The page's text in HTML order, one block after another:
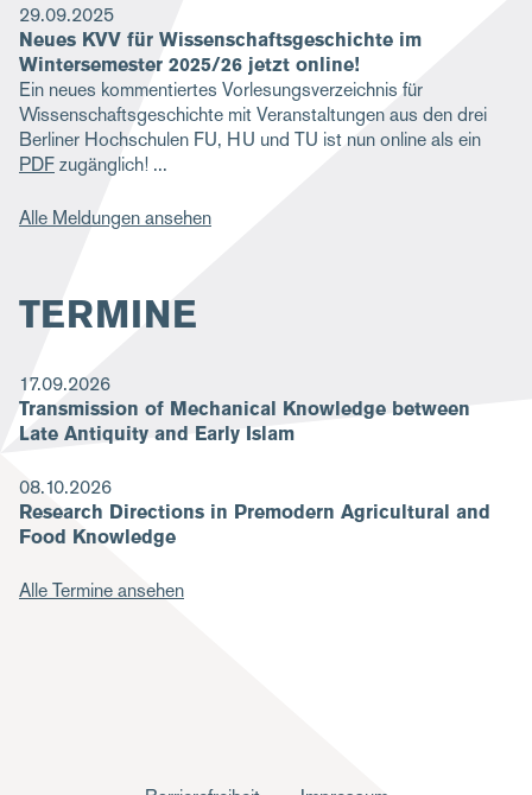
29.09.2025
Neues KVV für Wissenschaftsgeschichte im
Wintersemester 2025/26 jetzt online!
Ein neues kommentiertes Vorlesungsverzeichnis für
Wissenschaftsgeschichte mit Veranstaltungen aus den drei
Berliner Hochschulen FU, HU und TU ist nun online als ein
PDFzugänglich!
Alle Meldungen ansehen
TERMINE
17.09.2026
Transmission of Mechanical Knowledge between
Late Antiquity and Early Islam
08.10.2026
Research Directions in Premodern Agricultural and
Food Knowledge
Alle Termine ansehen